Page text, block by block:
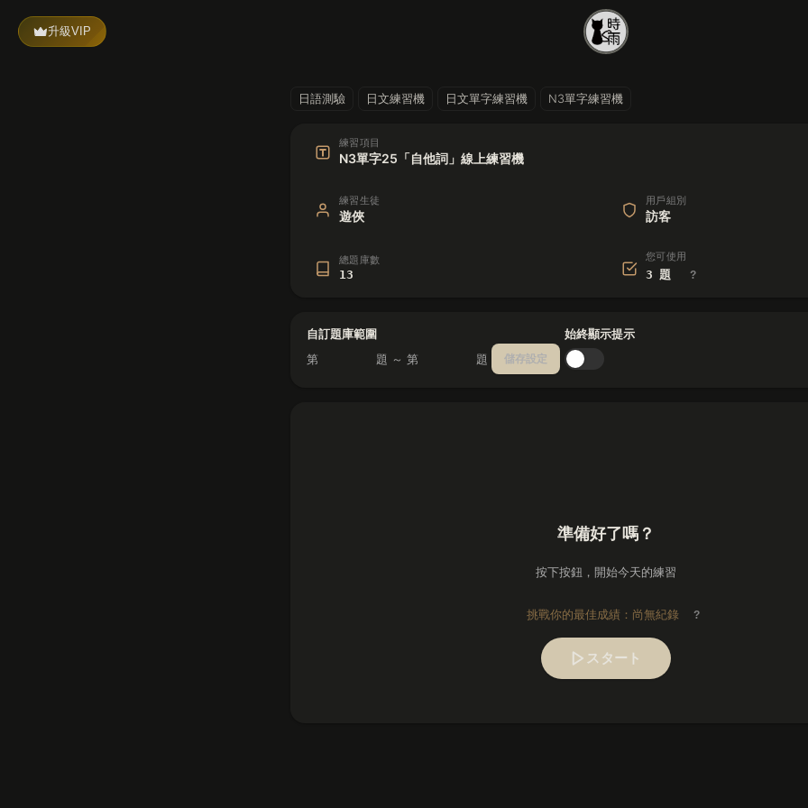
升級VIP
日語測驗 日文練習機 日文單字練習機 N3單字練習機
練習項目
N3單字25「自他詞」線上練習機
練習生徒
遊俠
用戶組別
訪客
總題庫數
13
您可使用
3 題 ?
自訂題庫範圍
第
題 ～ 第 題 儲存設定
始終顯示提示
準備好了嗎？
按下按鈕，開始今天的練習
挑戰你的最佳成績：尚無紀錄 ?
スタート